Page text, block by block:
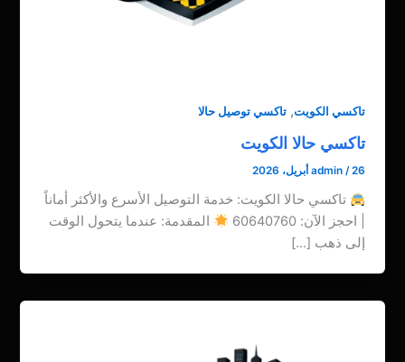
تاكسي الكويت,تاكسي توصيل حالا
تاكسي حالا الكويت
admin /26 أبريل، 2026
تاكسي حالا الكويت: خدمة التوصيل الأسرع والأكثر أماناً
| احجز الآن: 60640760
المقدمة: عندما يتحول الوقت
إلى ذهب […]